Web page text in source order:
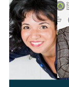
Futura
|
Edizioni
Precendenti
Expo 2023
Vegetal